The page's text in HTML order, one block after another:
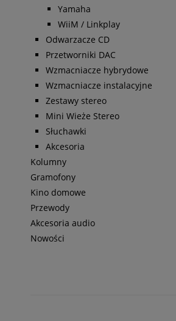
Yamaha
WiiM / Linkplay
Odwarzacze CD
Przetworniki DAC
Wzmacniacze hybrydowe
Wzmacniacze instalacyjne
Zestawy stereo
Mini Wieże Stereo
Słuchawki
Akcesoria
Kolumny
Gramofony
Kino domowe
Przewody
Akcesoria audio
Nowości